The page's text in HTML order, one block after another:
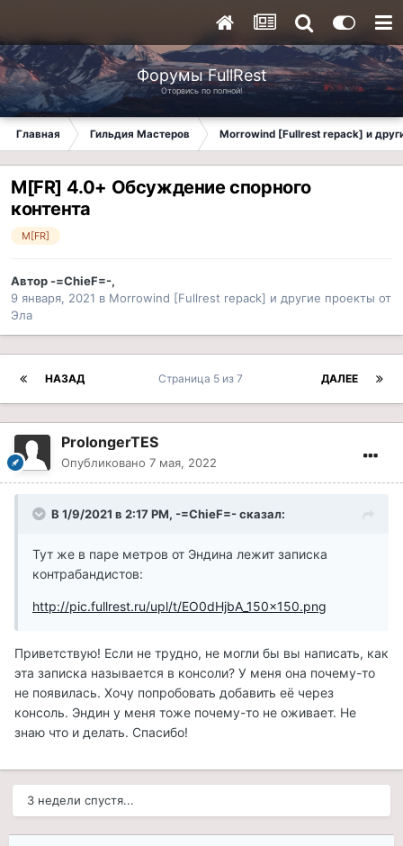
Форумы FullRest
Оторвись по полной!
Главная Гильдия Мастеров Morrowind [Fullrest repack] и
M[FR] 4.0+ Обсуждение спорного
контента
M[FR]
Автор -=ChieF=-,
9 января, 2021 в Morrowind [Fullrest repack] и другие проекты от
Эла
НАЗАД ДАЛЕЕ
Страница 5 из 7
ProlongerTES
Опубликовано 7 мая, 2022
В 1/9/2021 в 2:17 PM, -=ChieF=-сказал:
Тут же в паре метров от Эндина лежит записка
контрабандистов:
http://pic.fullrest.ru/upl/t/EO0dHjbA_150x150.png
Приветствую! Если не трудно, не могли бы вы написать, как
эта записка называется в консоли? У меня она почему-то
не появилась. Хочу попробовать добавить её через
консоль. Эндин у меня тоже почему-то не оживает. Не
знаю что и делать. Спасибо!
3 недели спустя...